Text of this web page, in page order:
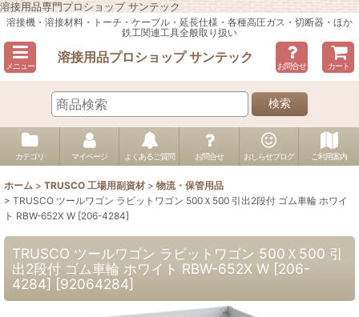
溶接用品専門プロショップ サンテック
溶接機・溶接材料・トーチ・ケーブル・延長仕様・各種高圧ガス・切断器・ほか
鉄工関連工具全般取り扱い
メニュー
溶接用品プロショップ サンテック
お問合せ カート
検索
カテゴリ マイページ よくあるご質問 お問合せ おしらせブログ ご利用案内
ホーム > TRUSCO 工場用副資材 > 物流・保管用品
> TRUSCO ツールワゴン ラビットワゴン 500Ｘ500 引出2段付 ゴム車輪 ホワイ
ト RBW-652X W [206-4284]
TRUSCO ツールワゴン ラビットワゴン 500Ｘ500 引
出2段付 ゴム車輪 ホワイト RBW-652X W [206-
4284] [92064284]